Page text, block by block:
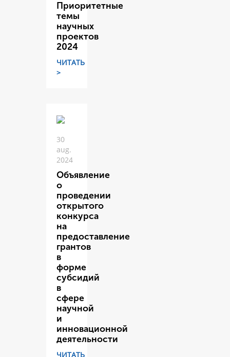
Приоритетные
темы
научных
проектов
2024
ЧИТАТЬ
>
30
aug.
2024
Объявление
о
проведении
открытого
конкурса
на
предоставление
грантов
в
форме
субсидий
в
сфере
научной
и
инновационной
деятельности
ЧИТАТЬ